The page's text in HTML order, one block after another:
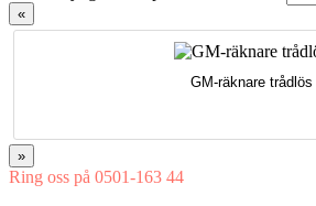
«
GM-räknare trådlös
»
Ring oss på 0501-163 44